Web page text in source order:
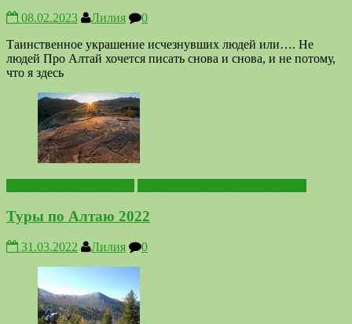
08.02.2023 Лилия
0
Таинственное украшение исчезнувших людей или…. Не
людей Про Алтай хочется писать снова и снова, и не потому,
что я здесь
Туры по Алтаю 2022
31.03.2022 Лилия 0